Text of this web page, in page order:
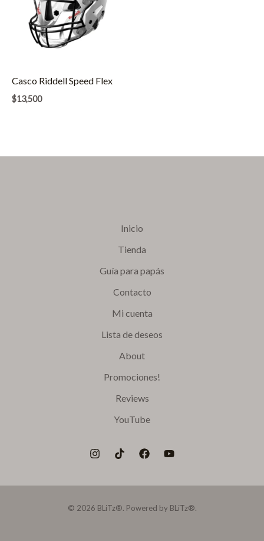
Casco Riddell Speed Flex
$13,500
Inicio
Tienda
Guía para papás
Contacto
Mi cuenta
Lista de deseos
About
Promociones!
Reviews
YouTube
© 2026 BLiTz®. Powered by BLiTz®.